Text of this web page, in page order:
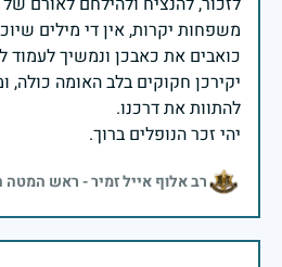
משפחות יקרות, אין די מילים
כואבים את כאבכן ונמשיך לעמוד
יקירכן חקוקים בלב האומה
יהי זכר הנופלים ברוך.
רב אלוף אייל זמיר - ראש המטה